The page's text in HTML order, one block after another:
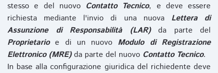
stesso e del nuovo Contatto Tecnico, e deve essere
richiesta mediante l'invio di una nuova Lettera di
Assunzione di Responsabilità (LAR)da parte del
Proprietarioe di un nuovo Modulo di Registrazione
Elettronico (MRE)da parte del nuovo Contatto Tecnico.
In base alla configurazione giuridica del richiedente deve